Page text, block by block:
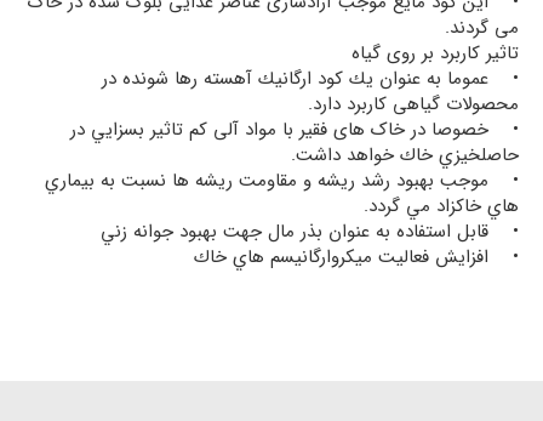
می گردند.
تاثیر کاربرد بر روی گیاه
• عموما به عنوان يك کود ارگانيك آهسته رها شونده در
محصولات گیاهی كاربرد دارد.
• خصوصا در خاک های فقیر با مواد آلی کم تاثير بسزايي در
حاصلخيزي خاك خواهد داشت.
• موجب بهبود رشد ريشه و مقاومت ريشه ها نسبت به بيماري
هاي خاكزاد مي گردد.
• قابل استفاده به عنوان بذر مال جهت بهبود جوانه زني
• افزايش فعاليت ميكروارگانيسم هاي خاك